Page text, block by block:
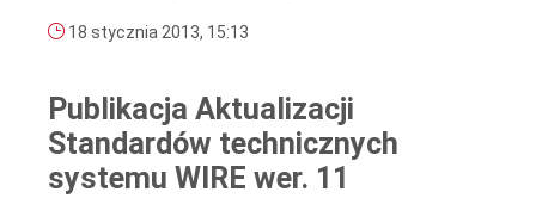
18 stycznia 2013, 15:13
Publikacja Aktualizacji
Standardów technicznych
systemu WIRE wer. 11